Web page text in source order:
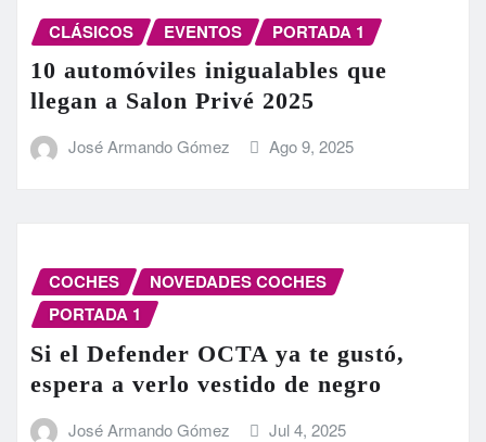
CLÁSICOS EVENTOS PORTADA 1
10 automóviles inigualables que
llegan a Salon Privé 2025
José Armando Gómez Ago 9, 2025
COCHES
NOVEDADES COCHES
PORTADA 1
Si el Defender OCTA ya te gustó,
espera a verlo vestido de negro
José Armando Gómez Jul 4, 2025